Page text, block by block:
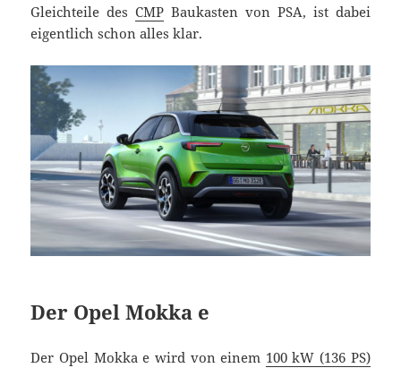
Gleichteile desCMP Baukasten von PSA, ist dabei
eigentlich schon alles klar.
Der Opel Mokka e
Der Opel Mokka e wird von einem 100 kW (136 PS)